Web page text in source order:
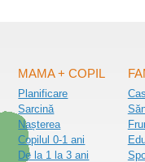
MAMA + COPIL
Planificare
Sarcină
Nașterea
Copilul 0-1 ani
De la 1 la 3 ani